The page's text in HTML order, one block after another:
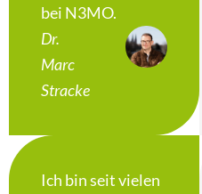
bei N3MO.
Dr.
Marc
Stracke
Ich bin seit vielen